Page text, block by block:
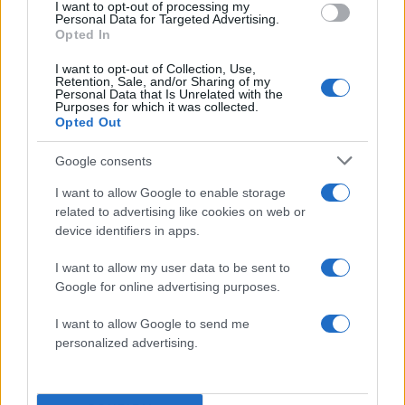
I want to opt-out of processing my
Personal Data for Targeted Advertising.
Opted In
I want to opt-out of Collection, Use,
Retention, Sale, and/or Sharing of my
Personal Data that Is Unrelated with the
Purposes for which it was collected.
Opted Out
Google consents
I want to allow Google to enable storage
related to advertising like cookies on web or
device identifiers in apps.
I want to allow my user data to be sent to
Google for online advertising purposes.
I want to allow Google to send me
personalized advertising.
O Akylas ελπίζει φέτος να το «ferei» / NDPPHOTO / ΠΕΤΡΟΣ
ΝΙΚΟΛΑΡΕΑΣ
Ισραήλ: Noam Bettan – Michelle
Ένας νεαρός καλλιτέχνης, ο Noam Bettan,
οποίου πολλές χώρες σαμποτάρουν τον
μουσικό διαγωνισμό της Eurovision